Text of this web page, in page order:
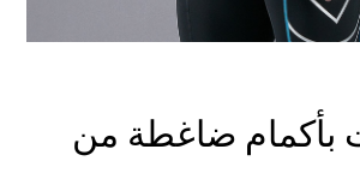
بأكمام ضاغطة من